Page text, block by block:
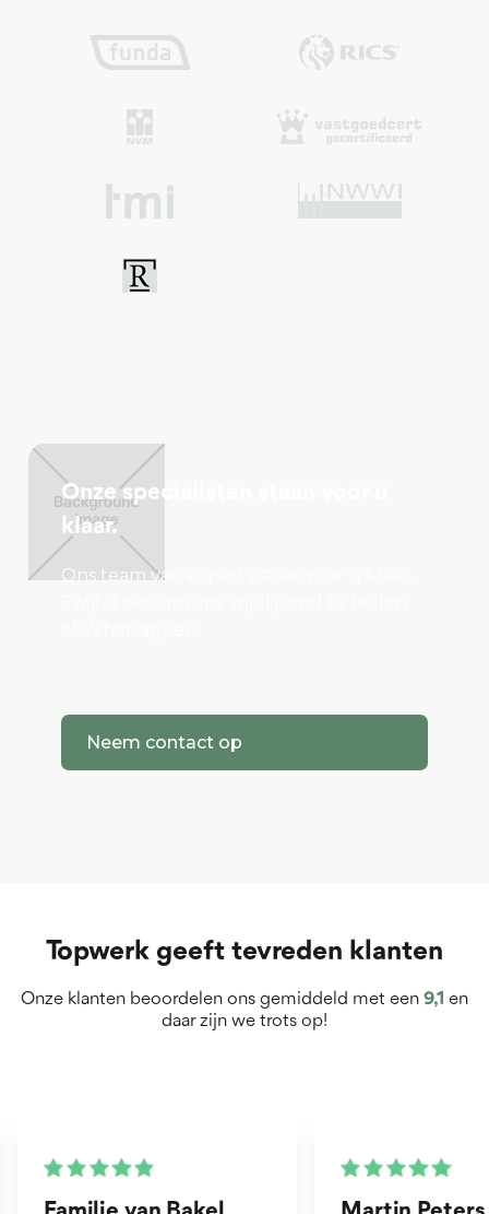
Onze specialisten staan voor u
klaar.
Ons team van experts staat voor u klaar.
Neem contact op
Topwerk geeft tevreden klanten
Onze klanten beoordelen ons gemiddeld met een 9,1 en
daar zijn we trots op!